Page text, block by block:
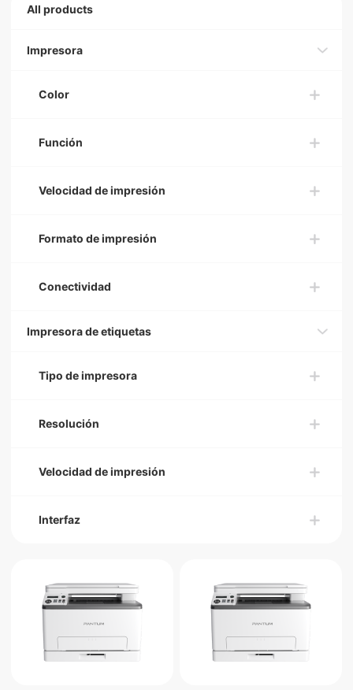
All products
Impresora
Color
Función
Velocidad de impresión
Formato de impresión
Conectividad
Impresora de etiquetas
Tipo de impresora
Resolución
Velocidad de impresión
Interfaz